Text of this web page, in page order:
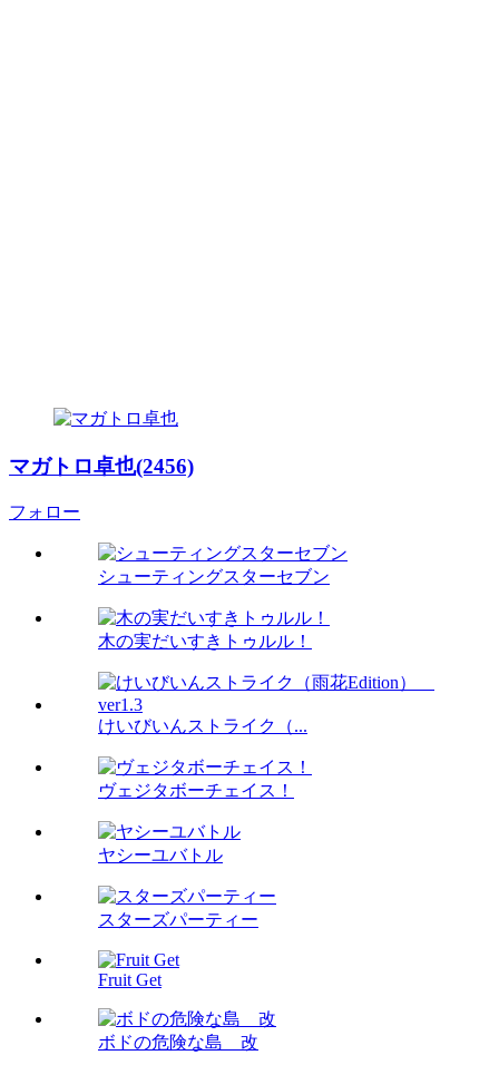
マガトロ卓也(2456)
フォロー
シューティングスターセブン
木の実だいすきトゥルル！
けいびいんストライク（...
ヴェジタボーチェイス！
ヤシーユバトル
スターズパーティー
Fruit Get
ボドの危険な島 改